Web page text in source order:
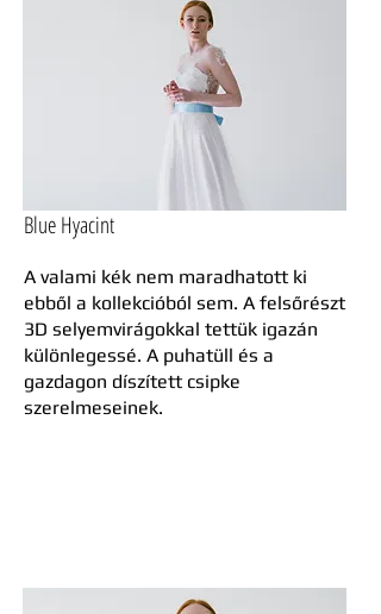
Blue Hyacint
A valami kék nem maradhatott ki
ebből a kollekcióból sem. A felsőrészt
3D selyemvirágokkal tettük igazán
különlegessé. A puhatüll és a
gazdagon díszített csipke
szerelmeseinek.